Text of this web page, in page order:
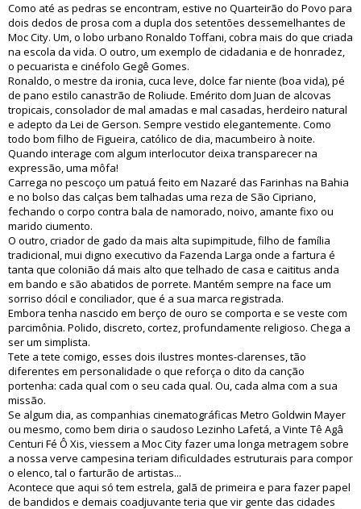
Como até as pedras se encontram, estive no Quarteirão do Povo para
dois dedos de prosa com a dupla dos setentões dessemelhantes de
Moc City. Um, o lobo urbano Ronaldo Toffani, cobra mais do que criada
na escola da vida. O outro, um exemplo de cidadania e de honradez,
o pecuarista e cinéfolo Gegê Gomes.
Ronaldo, o mestre da ironia, cuca leve, dolce far niente (boa vida), pé
de pano estilo canastrão de Roliude. Emérito dom Juan de alcovas
tropicais, consolador de mal amadas e mal casadas, herdeiro natural
e adepto da Lei de Gerson. Sempre vestido elegantemente. Como
todo bom filho de Figueira, católico de dia, macumbeiro à noite.
Quando interage com algum interlocutor deixa transparecer na
expressão, uma môfa!
Carrega no pescoço um patuá feito em Nazaré das Farinhas na Bahia
e no bolso das calças bem talhadas uma reza de São Cipriano,
fechando o corpo contra bala de namorado, noivo, amante fixo ou
marido ciumento.
O outro, criador de gado da mais alta supimpitude, filho de família
tradicional, mui digno executivo da Fazenda Larga onde a fartura é
tanta que colonião dá mais alto que telhado de casa e caititus anda
em bando e são abatidos de porrete. Mantém sempre na face um
sorriso dócil e conciliador, que é a sua marca registrada.
Embora tenha nascido em berço de ouro se comporta e se veste com
parcimônia. Polido, discreto, cortez, profundamente religioso. Chega a
ser um simplista.
Tete a tete comigo, esses dois ilustres montes-clarenses, tão
diferentes em personalidade o que reforça o dito da canção
portenha: cada qual com o seu cada qual. Ou, cada alma com a sua
missão.
Se algum dia, as companhias cinematográficas Metro Goldwin Mayer
ou mesmo, como bem diria o saudoso Lezinho Lafetá, a Vinte Tê Agâ
Centuri Fé Ô Xis, viessem a Moc City fazer uma longa metragem sobre
a nossa verve campesina teriam dificuldades estruturais para compor
o elenco, tal o farturão de artistas...
Acontece que aqui só tem estrela, galã de primeira e para fazer papel
de bandidos e demais coadjuvante teria que vir gente das cidades